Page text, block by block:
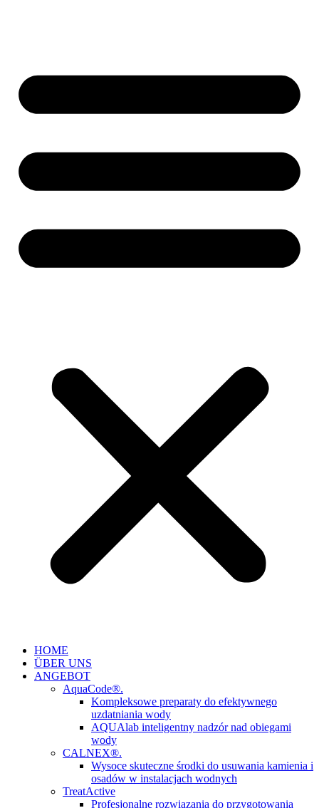
HOME
ÜBER UNS
ANGEBOT
AquaCode®.
Kompleksowe preparaty do efektywnego
uzdatniania wody
AQUAlab inteligentny nadzór nad obiegami
wody
CALNEX®.
Wysoce skuteczne środki do usuwania kamienia i
osadów w instalacjach wodnych
TreatActive
Profesjonalne rozwiązania do przygotowania